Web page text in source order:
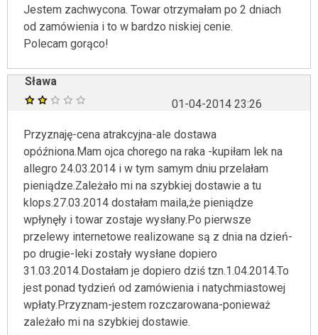
Jestem zachwycona. Towar otrzymałam po 2 dniach
od zamówienia i to w bardzo niskiej cenie.
Polecam gorąco!
Sława
01-04-2014 23:26
Przyznaję-cena atrakcyjna-ale dostawa
opóźniona.Mam ojca chorego na raka -kupiłam lek na
allegro 24.03.2014 i w tym samym dniu przelałam
pieniądze.Zależało mi na szybkiej dostawie a tu
klops.27.03.2014 dostałam maila,że pieniądze
wpłynęły i towar zostaje wysłany.Po pierwsze
przelewy internetowe realizowane są z dnia na dzień-
po drugie-leki zostały wysłane dopiero
31.03.2014.Dostałam je dopiero dziś tzn.1.04.2014.To
jest ponad tydzień od zamówienia i natychmiastowej
wpłaty.Przyznam-jestem rozczarowana-ponieważ
zależało mi na szybkiej dostawie.